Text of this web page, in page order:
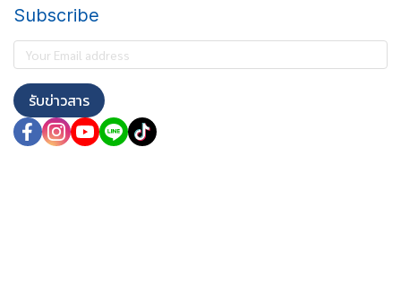
Subscribe
รับข่าวสาร